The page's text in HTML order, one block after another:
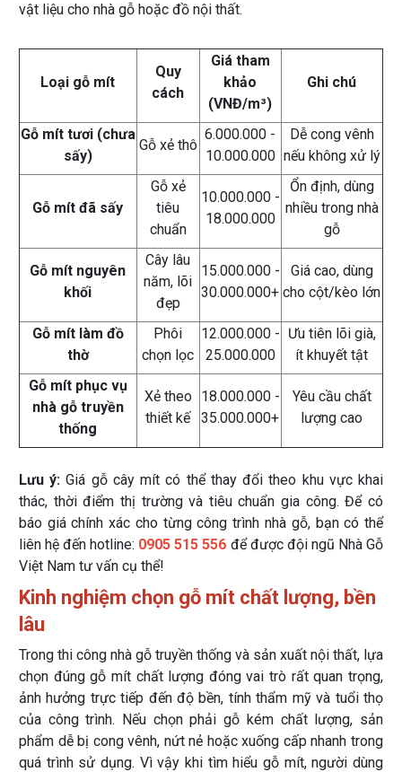
vật liệu cho nhà gỗ hoặc đồ nội thất.
Loại gỗ mít
Quy
cách
Giá tham
khảo
(VNĐ/m³)
Ghi chú
Gỗ mít tươi (chưa
sấy)
Gỗ xẻ thô
6.000.000 -
10.000.000
Dễ cong vênh
nếu không xử lý
Gỗ mít đã sấy
Gỗ xẻ
tiêu
chuẩn
10.000.000 -
18.000.000
Ổn định, dùng
nhiều trong nhà
gỗ
Gỗ mít nguyên
khối
Cây lâu
năm, lõi
đẹp
15.000.000 -
30.000.000+
Giá cao, dùng
cho cột/kèo lớn
Gỗ mít làm đồ
thờ
Phôi
chọn lọc
12.000.000 -
25.000.000
Ưu tiên lõi già,
ít khuyết tật
Gỗ mít phục vụ
nhà gỗ truyền
thống
Xẻ theo
thiết kế
18.000.000 -
35.000.000+
Yêu cầu chất
lượng cao
Lưu ý: Giá gỗ cây mít có thể thay đổi theo khu vực khai
thác, thời điểm thị trường và tiêu chuẩn gia công. Để có
báo giá chính xác cho từng công trình nhà gỗ, bạn có thể
liên hệ đến hotline: 0905 515 556 để được đội ngũ Nhà Gỗ
Việt Nam tư vấn cụ thể!
Kinh nghiệm chọn gỗ mít chất lượng, bền
lâu
Trong thi công nhà gỗ truyền thống và sản xuất nội thất, lựa
chọn đúng gỗ mít chất lượng đóng vai trò rất quan trọng,
ảnh hưởng trực tiếp đến độ bền, tính thẩm mỹ và tuổi thọ
của công trình. Nếu chọn phải gỗ kém chất lượng, sản
phẩm dễ bị cong vênh, nứt nẻ hoặc xuống cấp nhanh trong
quá trình sử dụng. Vì vậy khi tìm hiểu gỗ mít, người dùng